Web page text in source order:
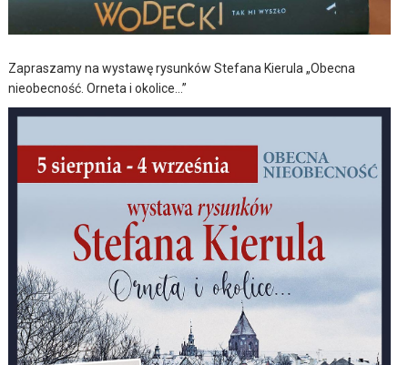
Zapraszamy na wystawę rysunków Stefana Kierula „Obecna
nieobecność. Orneta i okolice…”